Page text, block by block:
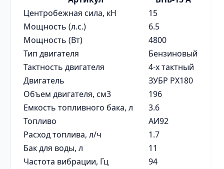
Центробежная сила, кН
15
Мощность (л.с.)
6.5
Мощность (Вт)
4800
Тип двигателя
Бензиновый
Тактность двигателя
4-х тактный
Двигатель
ЗУБР PX180
Объем двигателя, см3
196
Емкость топливного бака, л
3.6
Топливо
АИ92
Расход топлива, л/ч
1.7
Бак для воды, л
11
Частота вибрации, Гц
94